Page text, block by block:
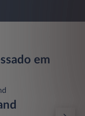
em